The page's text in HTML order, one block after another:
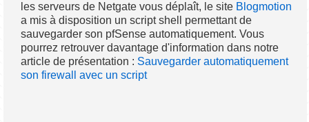
les serveurs de Netgate vous déplaît, le site Blogmotion
a mis à disposition un script shell permettant de
sauvegarder son pfSense automatiquement. Vous
pourrez retrouver davantage d'information dans notre
article de présentation : Sauvegarder automatiquement
son firewall avec un script